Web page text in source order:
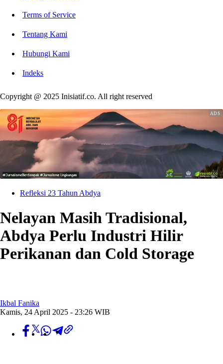
Terms of Service
Tentang Kami
Hubungi Kami
Indeks
Copyright @ 2025 Inisiatif.co. All right reserved
Refleksi 23 Tahun Abdya
Nelayan Masih Tradisional,
Abdya Perlu Industri Hilir
Perikanan dan Cold Storage
Ikbal Fanika
Kamis, 24 April 2025 - 23:26 WIB